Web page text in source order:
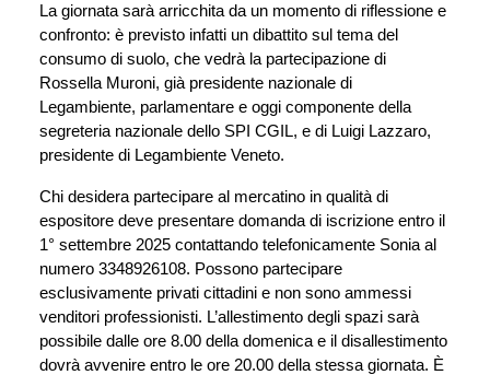
La giornata sarà arricchita da un momento di riflessione e
confronto: è previsto infatti un dibattito sul tema del
consumo di suolo, che vedrà la partecipazione di
Rossella Muroni, già presidente nazionale di
Legambiente, parlamentare e oggi componente della
segreteria nazionale dello SPI CGIL, e di Luigi Lazzaro,
presidente di Legambiente Veneto.
Chi desidera partecipare al mercatino in qualità di
espositore deve presentare domanda di iscrizione entro il
1° settembre 2025 contattando telefonicamente Sonia al
numero 3348926108. Possono partecipare
esclusivamente privati cittadini e non sono ammessi
venditori professionisti. L’allestimento degli spazi sarà
possibile dalle ore 8.00 della domenica e il disallestimento
dovrà avvenire entro le ore 20.00 della stessa giornata. È